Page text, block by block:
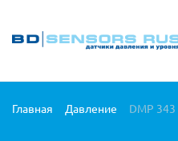
Главная Давление DMP 343